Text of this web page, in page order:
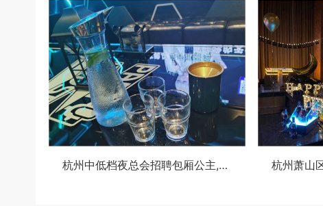
杭州中低档夜总会招聘包厢公主,(好上班的不挑人)